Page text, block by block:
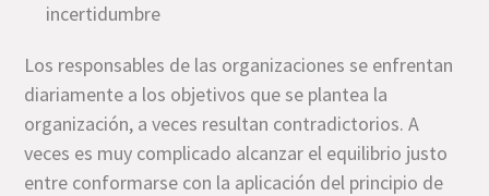
incertidumbre
Los responsables de las organizaciones se enfrentan
diariamente a los objetivos que se plantea la
organización, a veces resultan contradictorios. A
veces es muy complicado alcanzar el equilibrio justo
entre conformarse con la aplicación del principio de